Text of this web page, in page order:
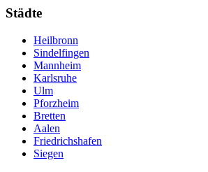
Städte
Heilbronn
Sindelfingen
Mannheim
Karlsruhe
Ulm
Pforzheim
Bretten
Aalen
Friedrichshafen
Siegen